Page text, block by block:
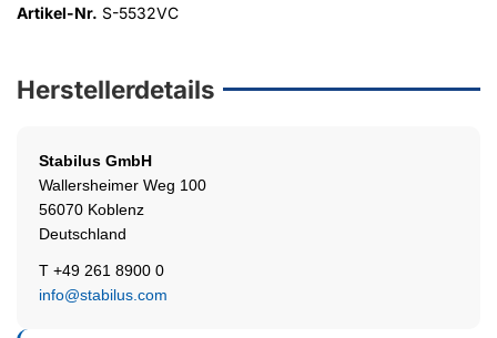
Artikel-Nr. S-5532VC
Herstellerdetails
Stabilus GmbH
Wallersheimer Weg 100
56070 Koblenz
Deutschland
T +49 261 8900 0
info@stabilus.com